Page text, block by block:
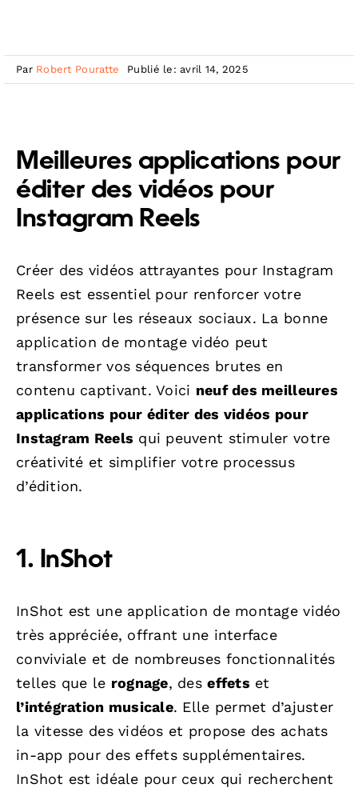
Par Robert Pouratte Publié le: avril 14, 2025
Meilleures applications pour
éditer des vidéos pour
Instagram Reels
Créer des vidéos attrayantes pour Instagram
Reels est essentiel pour renforcer votre
présence sur les réseaux sociaux. La bonne
application de montage vidéo peut
transformer vos séquences brutes en
contenu captivant. Voici neuf des meilleures
applications pour éditer des vidéos pour
Instagram Reels qui peuvent stimuler votre
créativité et simplifier votre processus
d’édition.
1. InShot
InShot est une application de montage vidéo
très appréciée, offrant une interface
conviviale et de nombreuses fonctionnalités
telles que le rognage, deseffets et
l’intégration musicale. Elle permet d’ajuster
la vitesse des vidéos et propose des achats
in-app pour des effets supplémentaires.
InShot est idéale pour ceux qui recherchent